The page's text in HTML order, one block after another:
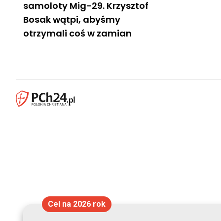
samoloty Mig-29. Krzysztof
Bosak wątpi, abyśmy
otrzymali coś w zamian
Cel na 2026 rok